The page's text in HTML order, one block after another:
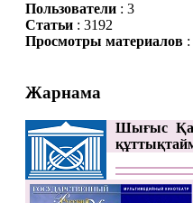
Пользователи: 3
Статьи: 3192
Просмотры материалов:
Жарнама
Шығыс